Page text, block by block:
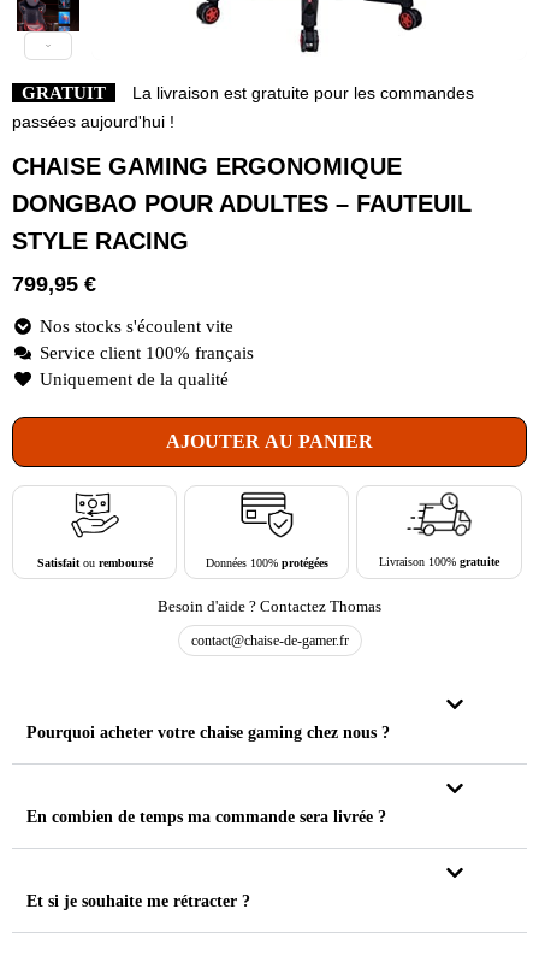
GRATUIT
La livraison est gratuite pour les commandes
passées aujourd'hui !
CHAISE GAMING ERGONOMIQUE
DONGBAO POUR ADULTES – FAUTEUIL
STYLE RACING
799,95 €
Nos stocks s'écoulent vite
Service client 100% français
Uniquement de la qualité
AJOUTER AU PANIER
Satisfaitou remboursé Données 100% protégées Livraison 100%gratuite
Besoin d'aide ? Contactez Thomas
contact@chaise-de-gamer.fr
Pourquoi acheter votre chaise gaming chez nous ?
En combien de temps ma commande sera livrée ?
Et si je souhaite me rétracter ?